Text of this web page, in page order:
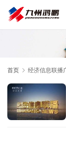
首页 经济信息联播